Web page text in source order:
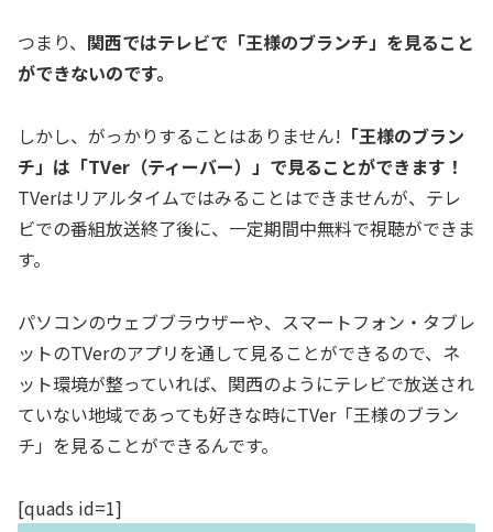
つまり、 関西ではテレビで「王様のブランチ」を見ること
ができないのです。
しかし、がっかりすることはありません! 「王様のブラン
チ」は「TVer（ティーバー）」で見ることができます！
TVerはリアルタイムではみることはできませんが、テレ
ビでの番組放送終了後に、一定期間中無料で視聴ができま
す。
パソコンのウェブブラウザーや、スマートフォン・タブレ
ットのTVerのアプリを通して見ることができるので、ネ
ット環境が整っていれば、関西のようにテレビで放送され
ていない地域であっても好きな時にTVer「王様のブラン
チ」を見ることができるんです。
[quads id=1]